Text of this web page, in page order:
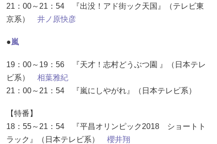
21：00～21：54 『出没！アド街ック天国』（テレビ東
京系） 井ノ原快彦
●嵐
19：00～19：56 『天才！志村どうぶつ園 』（日本テレ
ビ系） 相葉雅紀
21：00～21：54 『嵐にしやがれ』（日本テレビ系）
【特番】
18：55～21：54 『平昌オリンピック2018 ショートト
ラック』（日本テレビ系） 櫻井翔